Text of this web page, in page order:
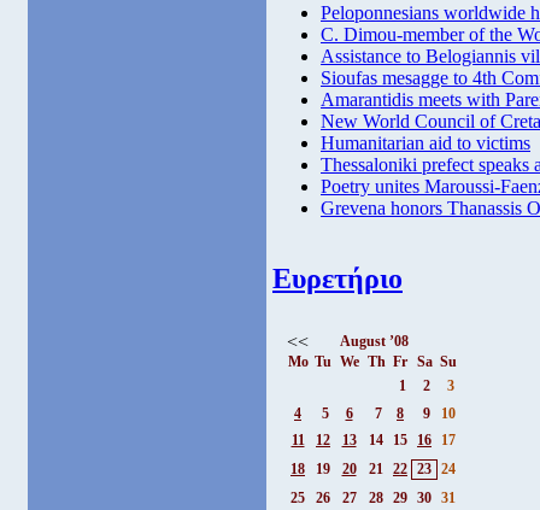
Peloponnesians worldwide
C. Dimou-member of the
Assistance to Belogiannis
Sioufas mesagge to 4th
Amarantidis meets with
New World Council of
Humanitarian aid to victims
Thessaloniki prefect speaks
Poetry unites Maroussi-
Grevena honors Thanassis
Ευρετήριο
<<
August ’08
Mo Tu We Th Fr Sa Su
1
2
3
4
5 6 7 8 9
10
11
12 13 14 15 16
17
18
19 20 21 22 23 24
25
26 27 28 29 30 31